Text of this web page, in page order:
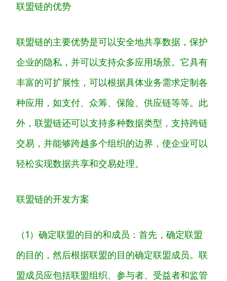
联盟链的优势
联盟链的主要优势是可以安全地共享数据 ， 保护
企业的隐私 ， 并可以支持众多应用场景。 它具有
丰富的可扩展性 ， 可以根据具体业务需求定制 各
种应用 ， 如支付、 众筹、 保险、 供应链等等。 此
外 ， 联盟链还可以支持多种数据类型 ， 支持跨链
交易 ， 并能够跨越多个组织的边界 ， 使企业可以
轻松实现数据共享和交易处理。
联盟链的开发方案
（1 ） 确定联盟的目的和成员 ： 首先 ， 确定联盟
的目的 ， 然后根据联盟的目的确定联盟成员。 联
盟成员应包括联盟组织、 参与者、 受益者和监管